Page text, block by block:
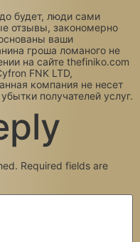
будет, люди сами
отзывы, закономерно
ваши
гроша ломаного не
на сайте thefiniko.com
FNK LTD,
компания не несет
получателей услуг.
Required fields are